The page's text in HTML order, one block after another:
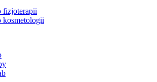
fizjoterapii
kosmetologii